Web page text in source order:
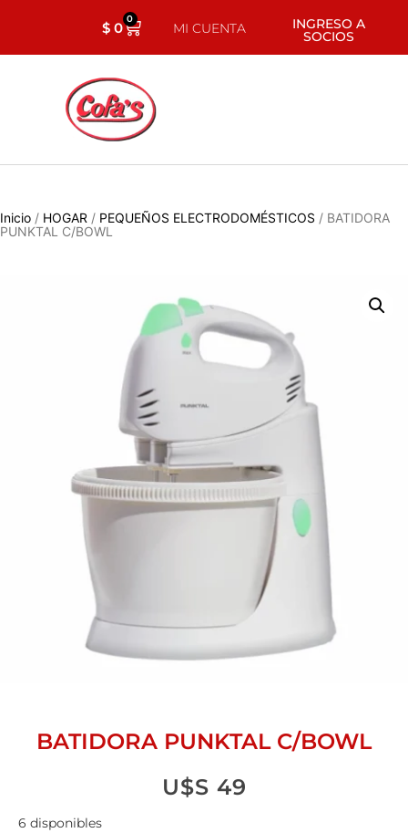
$0 0
MI CUENTA INGRESO A
SOCIOS
Inicio / HOGAR / PEQUEÑOS ELECTRODOMÉSTICOS / BATIDORA
PUNKTAL C/BOWL
BATIDORA PUNKTAL C/BOWL
U$S 49
6 disponibles